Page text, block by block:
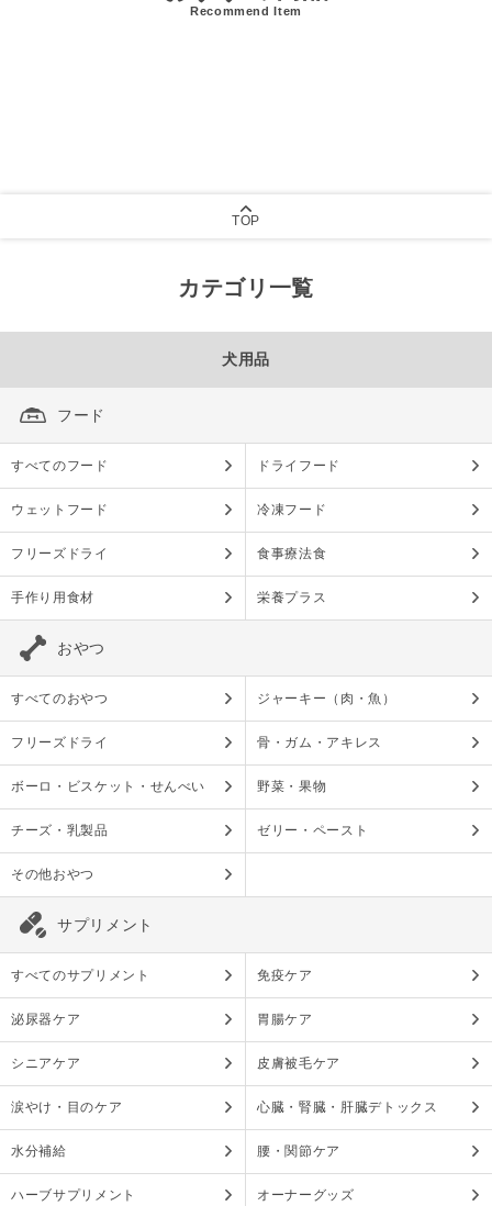
Recommend Item
TOP
カテゴリ一覧
犬用品
フード
すべてのフード ドライフード
ウェットフード 冷凍フード
フリーズドライ 食事療法食
手作り用食材 栄養プラス
おやつ
すべてのおやつ ジャーキー（肉・魚）
フリーズドライ 骨・ガム・アキレス
ボーロ・ビスケット・せんべい 野菜・果物
チーズ・乳製品 ゼリー・ペースト
その他おやつ
サプリメント
すべてのサプリメント 免疫ケア
泌尿器ケア 胃腸ケア
シニアケア 皮膚被毛ケア
涙やけ・目のケア 心臓・腎臓・肝臓デトックス
水分補給 腰・関節ケア
ハーブサプリメント オーナーグッズ